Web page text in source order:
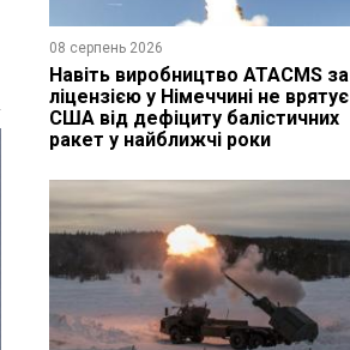
08 серпень 2026
Навіть виробництво ATACMS за
ліцензією у Німеччині не врятує
США від дефіциту балістичних
ракет у найближчі роки